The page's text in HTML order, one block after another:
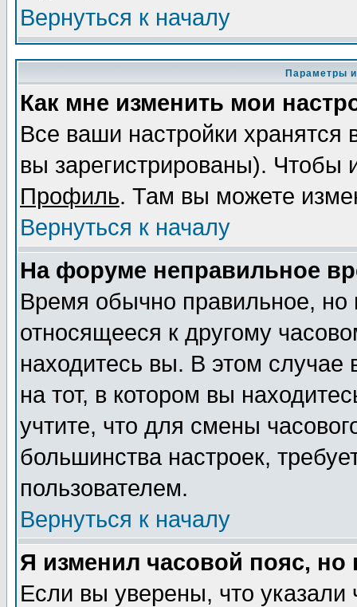
Вернуться к началу
Параметры
Как мне изменить мои
Все ваши настройки хранятся
вы зарегистрированы). Чтобы
Профиль. Там вы можете
Вернуться к началу
На форуме неправильное
Время обычно правильное,
относящееся к другому
находитесь вы. В этом
на тот, в котором вы
учтите, что для смены
большинства настроек,
пользователем.
Вернуться к началу
Я изменил часовой пояс,
Если вы уверены, что указали